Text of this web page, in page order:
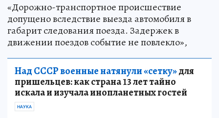
«Дорожно-транспортное происшествие
допущено вследствие выезда автомобиля в
габарит следования поезда. Задержек в
движении поездов событие не повлекло»,
Над СССР военные натянули «сетку»для
пришельцев: как страна 13 лет тайно
искала и изучала инопланетных гостей
НАУКА